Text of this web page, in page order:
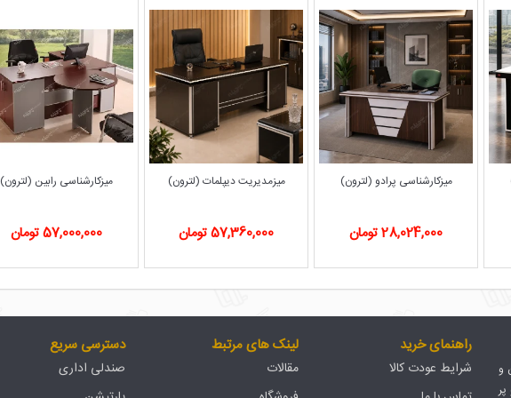
میزکارشناسی رابین (لترون)
57,000,000 تومان
میزمدیریت دیپلمات (لترون)
57,360,000 تومان
میزکارشناسی پرادو (لترون)
28,024,000 تومان
دسترسی سریع
صندلی اداری
لینک های مرتبط
مقالات
راهنمای خرید
شرایط عودت کالا
و